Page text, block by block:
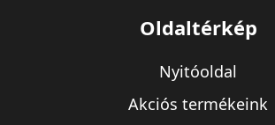
Oldaltérkép
Nyitóoldal
Akciós termékeink